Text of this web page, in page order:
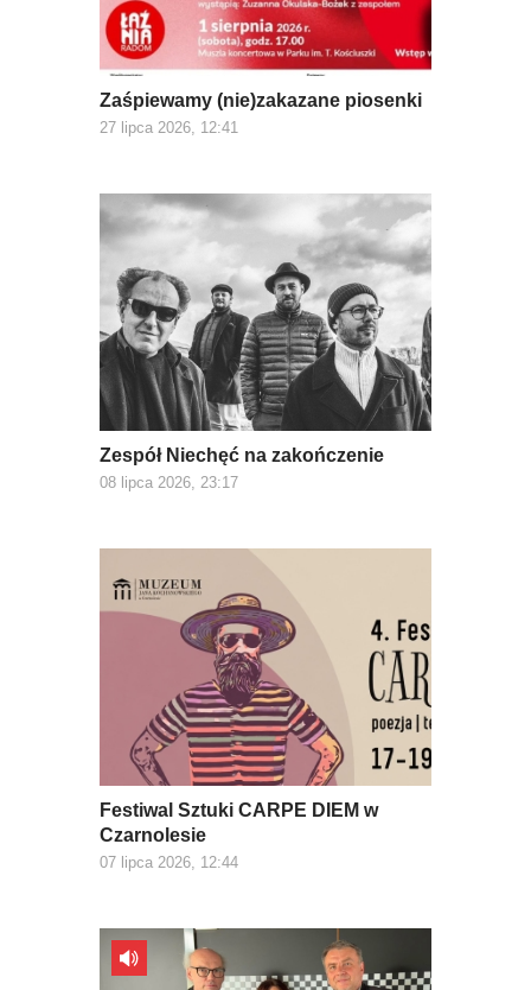
Zaśpiewamy (nie)zakazane piosenki
27 lipca 2026, 12:41
Zespół Niechęć na zakończenie
08 lipca 2026, 23:17
Festiwal Sztuki CARPE DIEM w
Czarnolesie
07 lipca 2026, 12:44